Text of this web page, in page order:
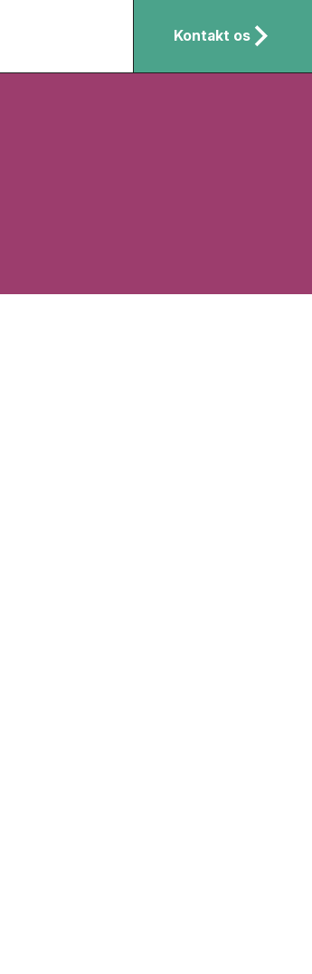
Kontakt os